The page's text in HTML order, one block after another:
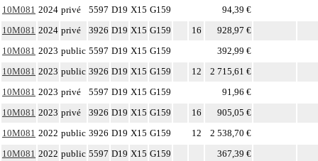
10M081 2024 privé 5597 D19 X15 G159
94,39 €
10M081 2024 privé 3926 D19 X15 G159 16
928,97 €
10M081 2023 public 5597 D19 X15 G159
392,99 €
10M081 2023 public 3926 D19 X15 G159 12
2 715,61 €
10M081 2023 privé 5597 D19 X15 G159
91,96 €
10M081 2023 privé 3926 D19 X15 G159 16
905,05 €
10M081 2022 public 3926 D19 X15 G159 12
2 538,70 €
10M081 2022 public 5597 D19 X15 G159
367,39 €